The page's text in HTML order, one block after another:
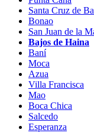
Santa Cruz de
Bonao
San Juan de la
Bajos de Haina
Baní
Moca
Azua
Villa Francisca
Mao
Boca Chica
Salcedo
Esperanza